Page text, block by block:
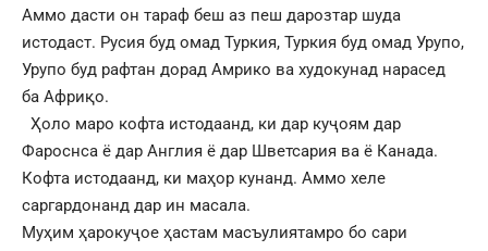
Аммо дасти он тараф беш аз пеш дарозтар шуда
истодаст. Русия буд омад Туркия, Туркия буд омад Урупо,
Урупо буд рафтан дорад Амрико ва худокунад нарасед
ба Африқо.
Ҳоло маро кофта истодаанд, ки дар куҷоям дар
Фароснса ё дар Англия ё дар Шветсария ва ё Канада.
Кофта истодаанд, ки маҳор кунанд. Аммо хеле
саргардонанд дар ин масала.
Муҳим ҳарокуҷое ҳастам масъулиятамро бо сари